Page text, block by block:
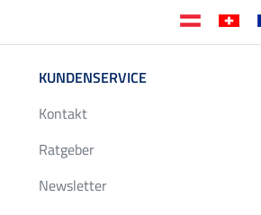
KUNDENSERVICE
Kontakt
Ratgeber
Newsletter